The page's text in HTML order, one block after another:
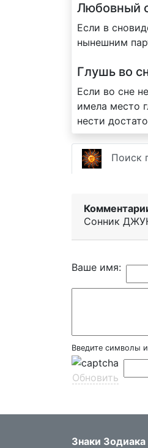
Любовный
Если в
нынешним
Глушь во
Если во сне
имела место
нести
Поиск
Сонник
Ваше имя:
Введите символы
Обновить
Знаки Зодиака